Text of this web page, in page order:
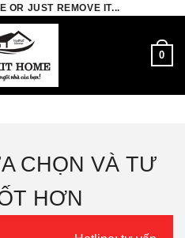
OR JUST REMOVE IT...
0
nào trong giỏ hàng.
CỬA HÀNG
CHỌN VÀ TƯ
HƠN